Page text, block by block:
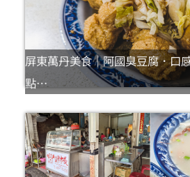
屏東萬丹美食｜阿國臭豆腐．口
點…